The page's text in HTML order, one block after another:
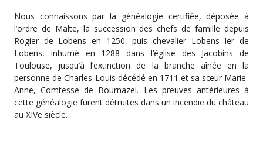
Nous connaissons par la généalogie certifiée, déposée à
l’ordre de Malte, la succession des chefs de famille depuis
Rogier de Lobens en 1250, puis chevalier Lobens Ier de
Lobens, inhumé en 1288 dans l’église des Jacobins de
Toulouse, jusqu’à l’extinction de la branche aînée en la
personne de Charles-Louis décédé en 1711 et sa sœur Marie-
Anne, Comtesse de Bournazel. Les preuves antérieures à
cette généalogie furent détruites dans un incendie du château
au XIVe siècle.